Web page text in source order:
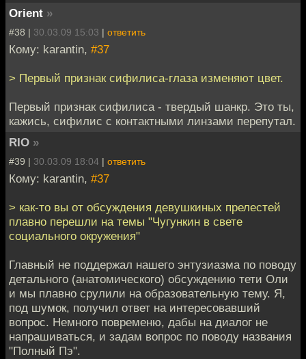
Orient »
#38 | 30.03.09 15:03 | ответить
Кому: karantin, #37
> Первый признак сифилиса-глаза изменяют цвет.
Первый признак сифилиса - твердый шанкр. Это ты,
кажись, сифилис с контактными линзами перепутал.
RIO »
#39 | 30.03.09 18:04 | ответить
Кому: karantin, #37
> как-то вы от обсуждения девушкиных прелестей
плавно перешли на темы "Чугункин в свете
социального окружения"
Главный не поддержал нашего энтузиазма по поводу
детального (анатомического) обсуждению тети Оли
и мы плавно срулили на образовательную тему. Я,
под шумок, получил ответ на интересовавший
вопрос. Немного повременю, дабы на диалог не
напрашиваться, и задам вопрос по поводу названия
"Полный Пэ".